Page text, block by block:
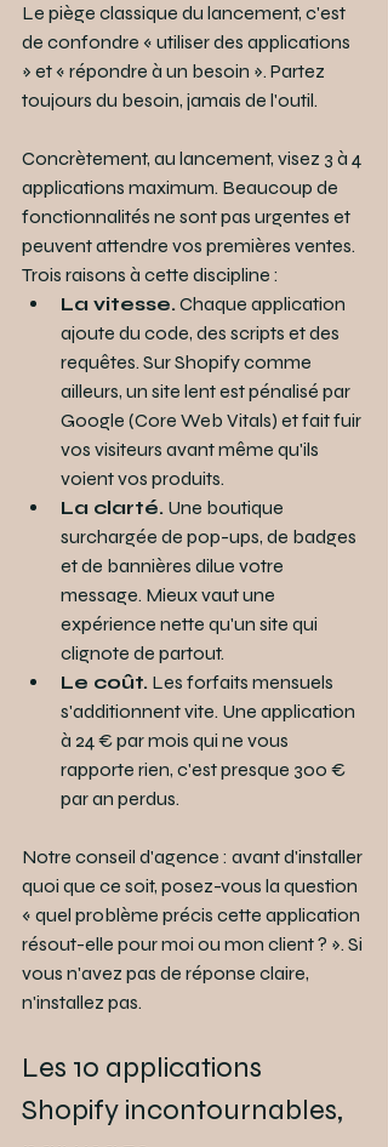
Le piège classique du lancement, c'est
de confondre « utiliser des applications
» et « répondre à un besoin ». Partez
toujours du besoin, jamais de l'outil.
Concrètement, au lancement, visez 3 à 4
applications maximum. Beaucoup de
fonctionnalités ne sont pas urgentes et
peuvent attendre vos premières ventes.
Trois raisons à cette discipline :
La vitesse. Chaque application
ajoute du code, des scripts et des
requêtes. Sur Shopify comme
ailleurs, un site lent est pénalisé par
Google (Core Web Vitals) et fait fuir
vos visiteurs avant même qu'ils
voient vos produits.
La clarté. Une boutique
surchargée de pop-ups, de badges
et de bannières dilue votre
message. Mieux vaut une
expérience nette qu'un site qui
clignote de partout.
Le coût. Les forfaits mensuels
s'additionnent vite. Une application
à 24 € par mois qui ne vous
rapporte rien, c'est presque 300 €
par an perdus.
Notre conseil d'agence : avant d'installer
quoi que ce soit, posez-vous la question
« quel problème précis cette application
résout-elle pour moi ou mon client ? ». Si
vous n'avez pas de réponse claire,
n'installez pas.
Les 10 applications
Shopify incontournables,